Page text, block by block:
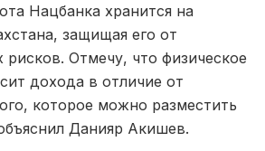
Нацбанка хранится на
защищая его от
рисков. Отмечу, что физическое
дохода в отличие от
которое можно разместить
Данияр Акишев.